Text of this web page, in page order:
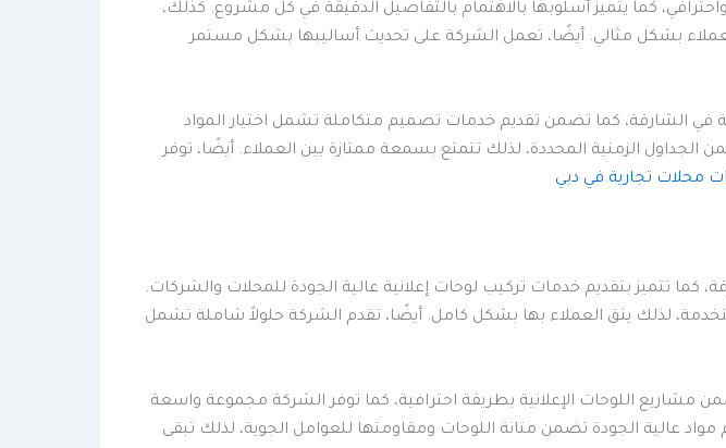
كما يتميز أسلوبها بالاهتمام بالتفاصيل الدقيقة في كل مشروع. كذلك،
بشكل مثالي. أيضًا، تعمل الشركة على تحديث أساليبها بشكل مستمر
في الشارقة، كما تضمن تقديم خدمات تصميم متكاملة تشمل اختيار المواد
الزمنية المحددة، لذلك تتمتع بسمعة ممتازة بين العملاء. أيضًا، توفر
محلات تجارية في دبي
تتميز بتقديم خدمات تركيب لوحات إعلانية عالية الجودة للمحلات والشركات.
لذلك يثق العملاء بها بشكل كامل. أيضًا، تقدم الشركة حلولاً شاملة تشمل
اللوحات الإعلانية بطريقة احترافية، كما توفر الشركة مجموعة واسعة
عالية الجودة تضمن متانة اللوحات ومقاومتها للعوامل الجوية، لذلك تبقى